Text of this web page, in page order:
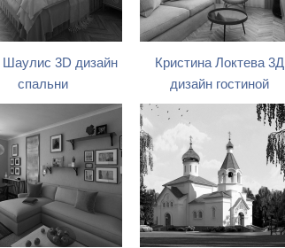
3D дизайн
спальни
Кристина Локтева 3Д
дизайн гостиной